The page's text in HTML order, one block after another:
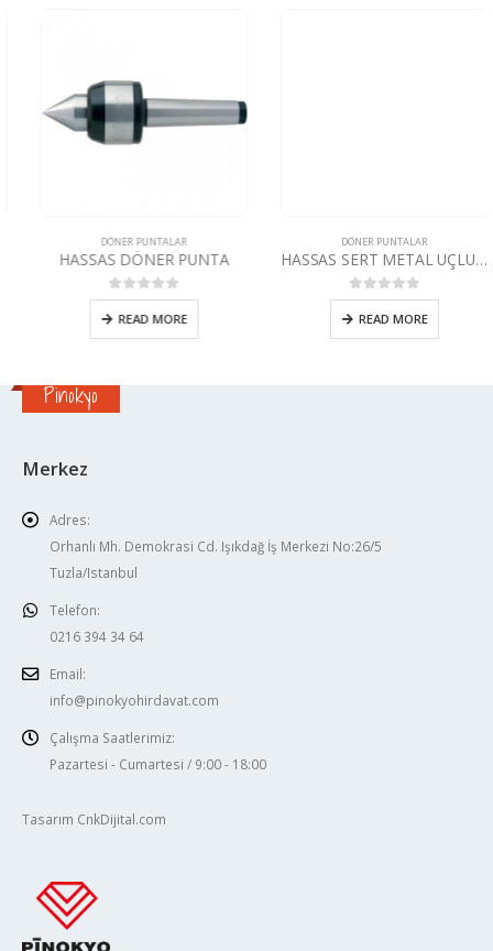
DÖNER PUNTALAR
HASSAS DÖNER PUNTA
05 üzerinden
READ MORE
DÖNER PUNTALAR
HASSAS SERT METAL UÇLU DÖNER PUNTA
05 üzerinden
READ MORE
Pinokyo
Merkez
Adres:
Orhanlı Mh. Demokrasi Cd. Işıkdağ İş Merkezi No:26/5
Tuzla/Istanbul
Telefon:
0216 394 34 64
Email:
info@pinokyohirdavat.com
Çalışma Saatlerimiz:
Pazartesi - Cumartesi / 9:00 - 18:00
Tasarım CnkDijital.com